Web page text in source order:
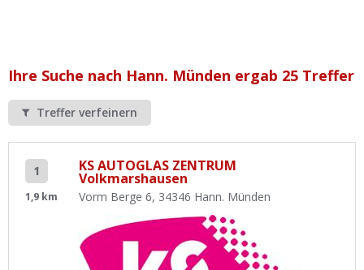
Werkstatt Login
Ihre Suche nach Hann. Münden ergab 25 Treffer
Treffer verfeinern
1
1,9 km
KS AUTOGLAS ZENTRUM
Volkmarshausen
Vorm Berge 6, 34346 Hann. Münden